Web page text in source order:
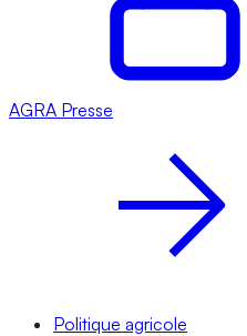
AGRA Presse
Politique agricole